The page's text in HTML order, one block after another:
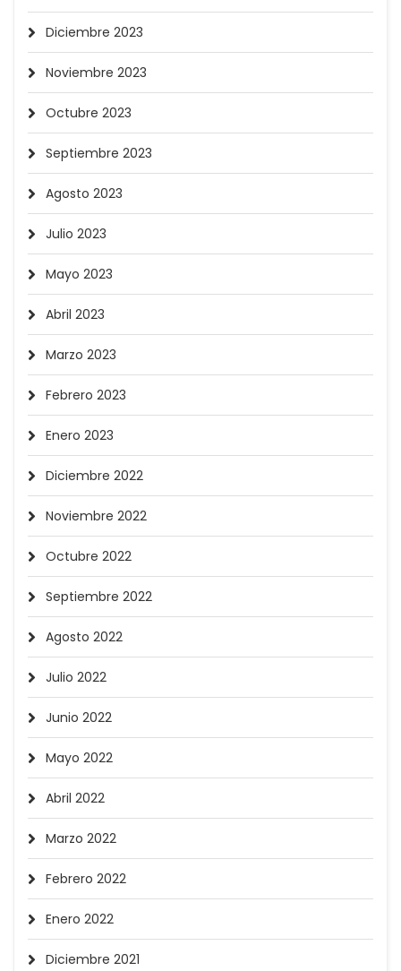
Diciembre 2023
Noviembre 2023
Octubre 2023
Septiembre 2023
Agosto 2023
Julio 2023
Mayo 2023
Abril 2023
Marzo 2023
Febrero 2023
Enero 2023
Diciembre 2022
Noviembre 2022
Octubre 2022
Septiembre 2022
Agosto 2022
Julio 2022
Junio 2022
Mayo 2022
Abril 2022
Marzo 2022
Febrero 2022
Enero 2022
Diciembre 2021